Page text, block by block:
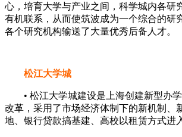
心，培育大学与产业之间，科学城内各研
有机联系，从而使筑波成为一个综合的研
各个研究机构输送了大量优秀后备人才。
松江大学城
• 松江大学城建设是上海创建新型办学
改革，采用了市场经济体制下的新机制、
地、银行贷款搞基建、高校以租赁方式进